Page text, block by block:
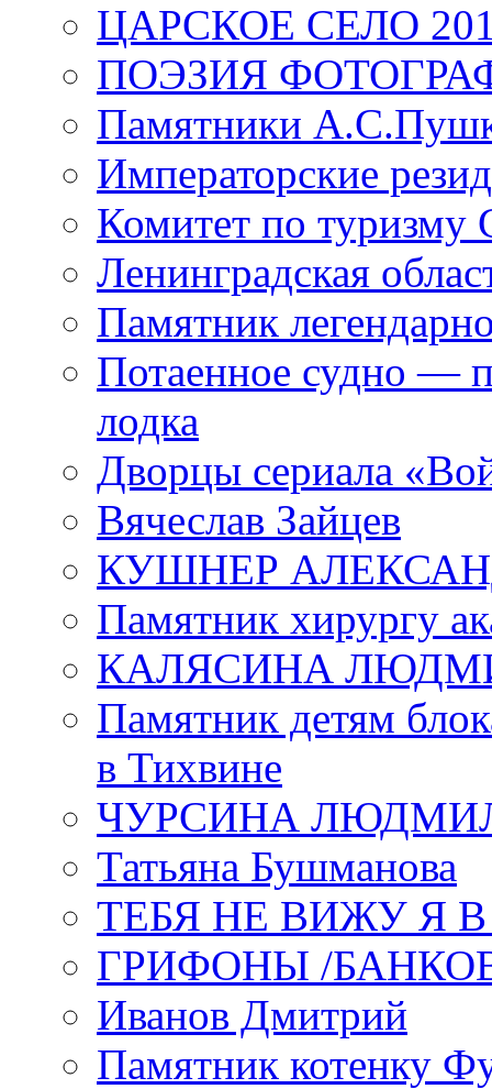
ЦАРСКОЕ СЕЛО
ПОЭЗИЯ
Памятники
Императорские
Комитет по туризму
Ленинградская
Памятник
Потаенное судно —
лодка
Дворцы сериала
Вячеслав Зайцев
КУШНЕР
Памятник хирургу
КАЛЯСИНА
Памятник детям
в Тихвине
ЧУРСИНА
Татьяна Бушманова
ТЕБЯ НЕ ВИЖУ Я
ГРИФОНЫ /
Иванов Дмитрий
Памятник котенку